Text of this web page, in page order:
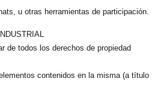
u otras herramientas de participación.
de todos los derechos de propiedad
contenidos en la misma (a título